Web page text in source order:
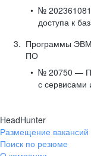
№
доступа к
Программы
ПО
№ 20750 —
с сервисами
HeadHunter
Размещение вакансий
Поиск по резюме